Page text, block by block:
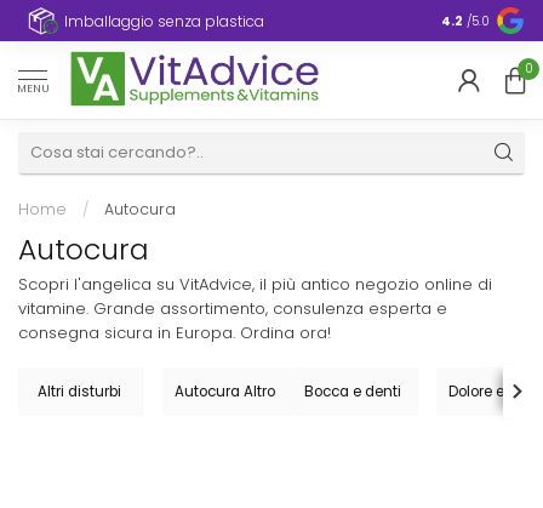
Imballaggio senza plastica 4.2 /5.0
MENU
0
Home / Autocura
Autocura
Scopri l'angelica su VitAdvice, il più antico negozio online di
vitamine. Grande assortimento, consulenza esperta e
consegna sicura in Europa. Ordina ora!
Altri disturbi Autocura Altro Bocca e denti Dolore e